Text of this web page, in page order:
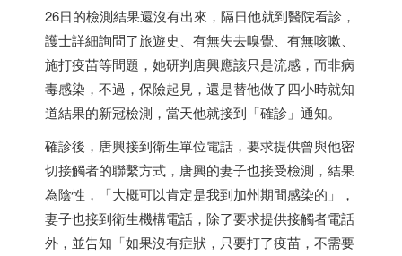
26日的檢測結果還沒有出來，隔日他就到醫院看診，
護士詳細詢問了旅遊史、有無失去嗅覺、有無咳嗽、
施打疫苗等問題，她研判唐興應該只是流感，而非病
毒感染，不過，保險起見，還是替他做了四小時就知
道結果的新冠檢測，當天他就接到「確診」通知。
確診後，唐興接到衛生單位電話，要求提供曾與他密
切接觸者的聯繫方式，唐興的妻子也接受檢測，結果
為陰性，「大概可以肯定是我到加州期間感染的」，
妻子也接到衛生機構電話，除了要求提供接觸者電話
外，並告知「如果沒有症狀，只要打了疫苗，不需要